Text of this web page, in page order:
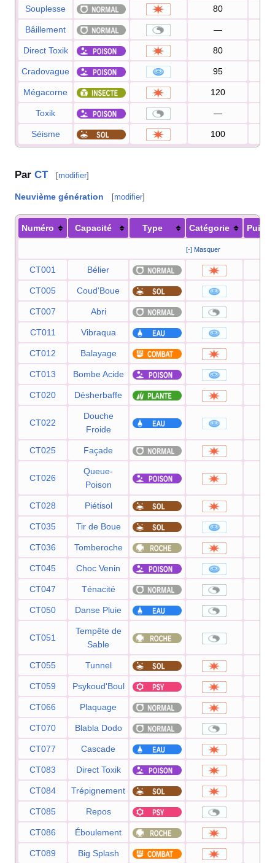
Souplesse 80
Bâillement —
Direct Toxik 80
Cradovague 95
Mégacorne 120
Toxik —
Séisme 100
Par CT [modifier]
Neuvième génération [modifier]
Numéro Capacité Type Catégorie
[-] Masquer
CT001 Bélier
CT005 Coud'Boue
CT007 Abri
CT011 Vibraqua
CT012 Balayage
CT013 Bombe Acide
CT020 Désherbaffe
CT022
Douche
Froide
CT025 Façade
CT026
Queue-
Poison
CT028 Piétisol
CT035 Tir de Boue
CT036 Tomberoche
CT045 Choc Venin
CT047 Ténacité
CT050 Danse Pluie
CT051
Tempête de
Sable
CT055 Tunnel
CT059 Psykoud'Boul
CT066 Plaquage
CT070 Blabla Dodo
CT077 Cascade
CT083 Direct Toxik
CT084 Trépignement
CT085 Repos
CT086 Éboulement
CT089 Big Splash